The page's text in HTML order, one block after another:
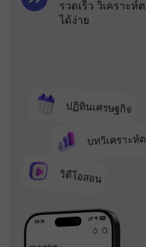
ปฏิทินเศรษฐกิจ
บทวิเคราะห์
วิดีโอสอน
รวดเร็ว วิเคราะ
ได้ง่าย